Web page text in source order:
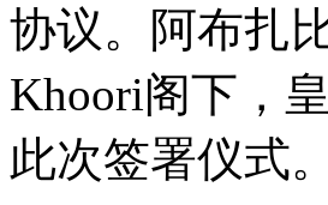
协议。阿布扎
Khoori阁下，
此次签署仪式。